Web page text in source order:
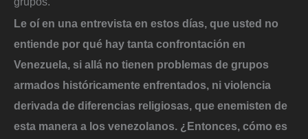
Le oí en una entrevista en estos días, que usted no
entiende por qué hay tanta confrontación en
Venezuela, si allá no tienen problemas de grupos
armados históricamente enfrentados, ni violencia
derivada de diferencias religiosas, que enemisten de
esta manera a los venezolanos. ¿Entonces, cómo es